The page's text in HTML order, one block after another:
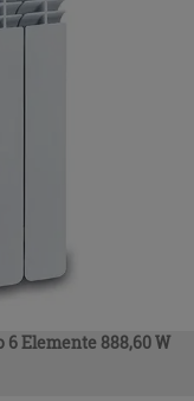
Elemente 888,60 W